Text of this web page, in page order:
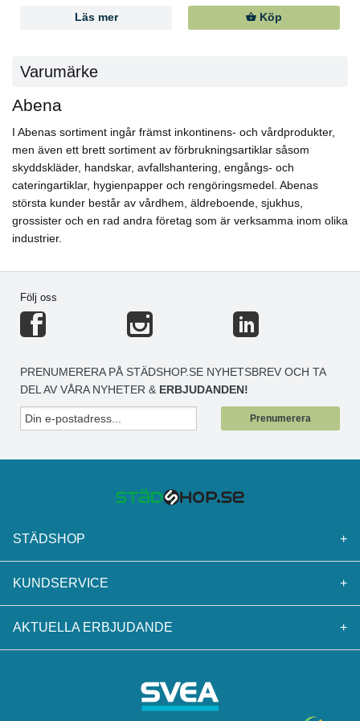
Läs mer Köp
Varumärke
Abena
I Abenas sortiment ingår främst inkontinens- och vårdprodukter,
men även ett brett sortiment av förbrukningsartiklar såsom
skyddskläder, handskar, avfallshantering, engångs- och
cateringartiklar, hygienpapper och rengöringsmedel. Abenas
största kunder består av vårdhem, äldreboende, sjukhus,
grossister och en rad andra företag som är verksamma inom olika
industrier.
Följ oss
PRENUMERERA PÅ STÄDSHOP.SE NYHETSBREV OCH TA
DEL AV VÅRA NYHETER & ERBJUDANDEN!
Prenumerera
STÄDSHOP +
KUNDSERVICE +
AKTUELLA ERBJUDANDE +